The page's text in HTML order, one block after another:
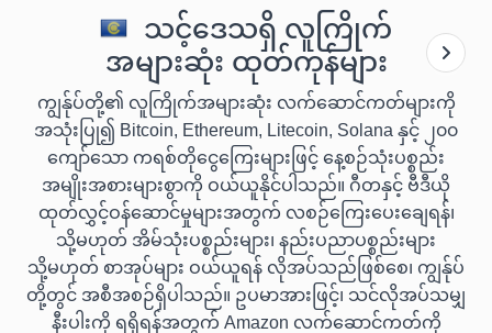
သင့်ဒေသရှိ လူကြိုက်
အများဆုံး ထုတ်ကုန်များ
ကျွန်ုပ်တို့၏ လူကြိုက်အများဆုံး လက်ဆောင်ကတ်များကို
အသုံးပြု၍ Bitcoin, Ethereum, Litecoin, Solana နှင့် ၂၀၀
ကျော်သော ကရစ်တိုငွေကြေးများဖြင့် နေ့စဉ်သုံးပစ္စည်း
အမျိုးအစားများစွာကို ဝယ်ယူနိုင်ပါသည်။ ဂီတနှင့် ဗီဒီယို
ထုတ်လွှင့်ဝန်ဆောင်မှုများအတွက် လစဉ်ကြေးပေးချေရန်၊
သို့မဟုတ် အိမ်သုံးပစ္စည်းများ၊ နည်းပညာပစ္စည်းများ
သို့မဟုတ် စာအုပ်များ ဝယ်ယူရန် လိုအပ်သည်ဖြစ်စေ၊ ကျွန်ုပ်
တို့တွင် အစီအစဉ်ရှိပါသည်။ ဥပမာအားဖြင့်၊ သင်လိုအပ်သမျှ
နီးပါးကို ရရှိရန်အတွက် Amazon လက်ဆောင်ကတ်ကို